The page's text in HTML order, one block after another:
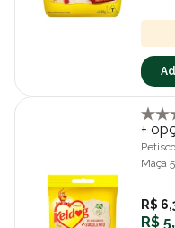
+
Maça
R$
R$